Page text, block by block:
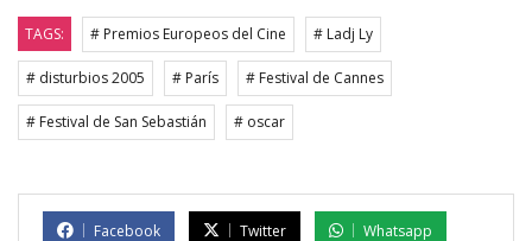
TAGS: # Premios Europeos del Cine # Ladj Ly
# disturbios 2005 # París # Festival de Cannes
# Festival de San Sebastián # oscar
Facebook Twitter Whatsapp